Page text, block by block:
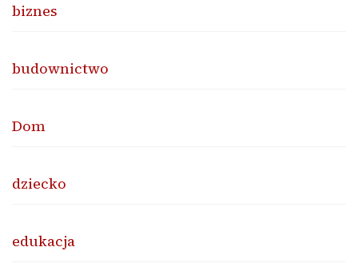
biznes
budownictwo
Dom
dziecko
edukacja